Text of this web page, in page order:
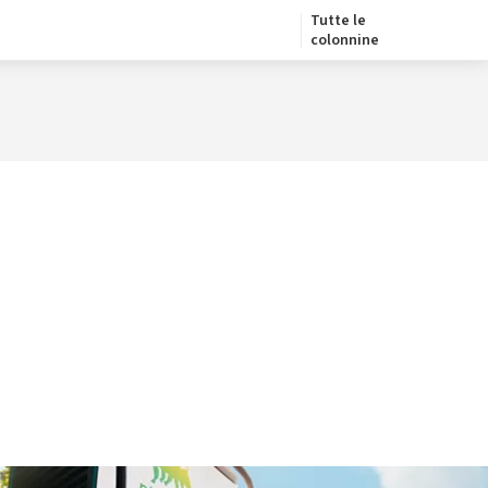
Tutte le
colonnine